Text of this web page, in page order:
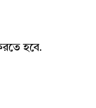
হবে.